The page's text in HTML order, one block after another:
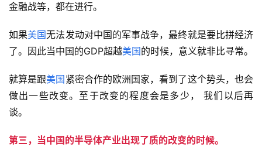
金融战等，都在进行。
如果美国无法发动对中国的军事战争，最终就是要比拼经济
了。因此当中国的GDP超越美国的时候，意义就非比寻常。
就算是跟美国 紧密合作的欧洲国家，看到了这个势头，也会
做出一些改变。至于改变的程度会是多少， 我们以后再
谈。
第三，当中国的半导体产业出现了质的改变的时候。